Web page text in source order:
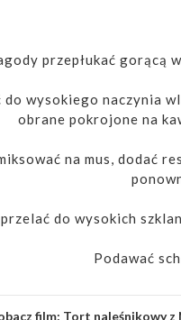
przepłukać gorącą
do wysokiego naczynia
obrane pokrojone na
na mus, dodać
do wysokich
Podawać
film: Tort naleśnikowy z